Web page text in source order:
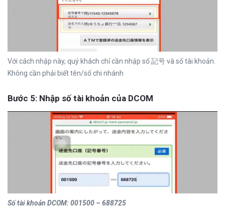
Với cách nhập này, quý khách chỉ cần nhập số 記号 và số tài khoản.
Không cần phải biết tên/số chi nhánh
Bước 5: Nhập số tài khoản của DCOM
Số tài khoản DCOM: 001500 – 688725